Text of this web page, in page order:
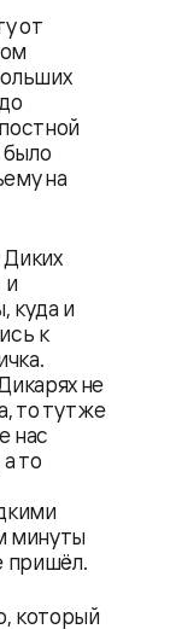
от
было
на
и
куда и
к
не
то тут же
нас
то
минуты
пришёл.
который